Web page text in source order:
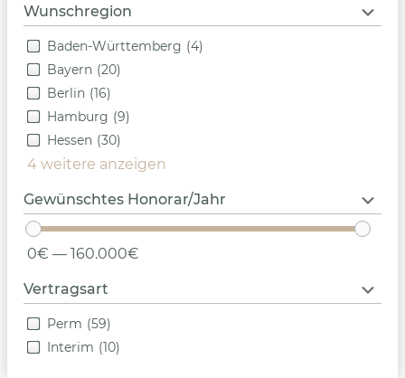
Wunschregion
Baden-Württemberg (4)
Bayern (20)
Berlin (16)
Hamburg (9)
Hessen (30)
4 weitere anzeigen
Gewünschtes Honorar/Jahr
0€ — 160.000€
Vertragsart
Perm (59)
Interim (10)